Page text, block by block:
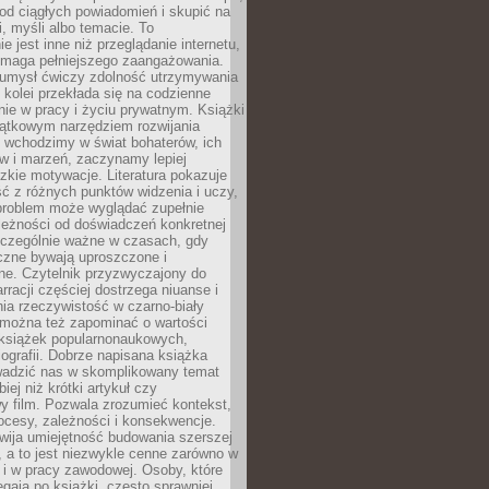
ciągłych powiadomień i skupić na
myśli albo temacie. To
jest inne niż przeglądanie internetu,
pełniejszego zaangażowania.
ćwiczy zdolność utrzymywania
przekłada się na codzienne
w pracy i życiu prywatnym. Książki
narzędziem rozwijania
w świat bohaterów, ich
i marzeń, zaczynamy lepiej
motywacje. Literatura pokazuje
z różnych punktów widzenia i uczy,
może wyglądać zupełnie
od doświadczeń konkretnej
ważne w czasach, gdy
bywają uproszczone i
Czytelnik przyzwyczajony do
częściej dostrzega niuanse i
rzeczywistość w czarno-biały
też zapominać o wartości
popularnonaukowych,
Dobrze napisana książka
nas w skomplikowany temat
niż krótki artykuł czy
film. Pozwala zrozumieć kontekst,
zależności i konsekwencje.
umiejętność budowania szerszej
a to jest niezwykle cenne zarówno w
w pracy zawodowej. Osoby, które